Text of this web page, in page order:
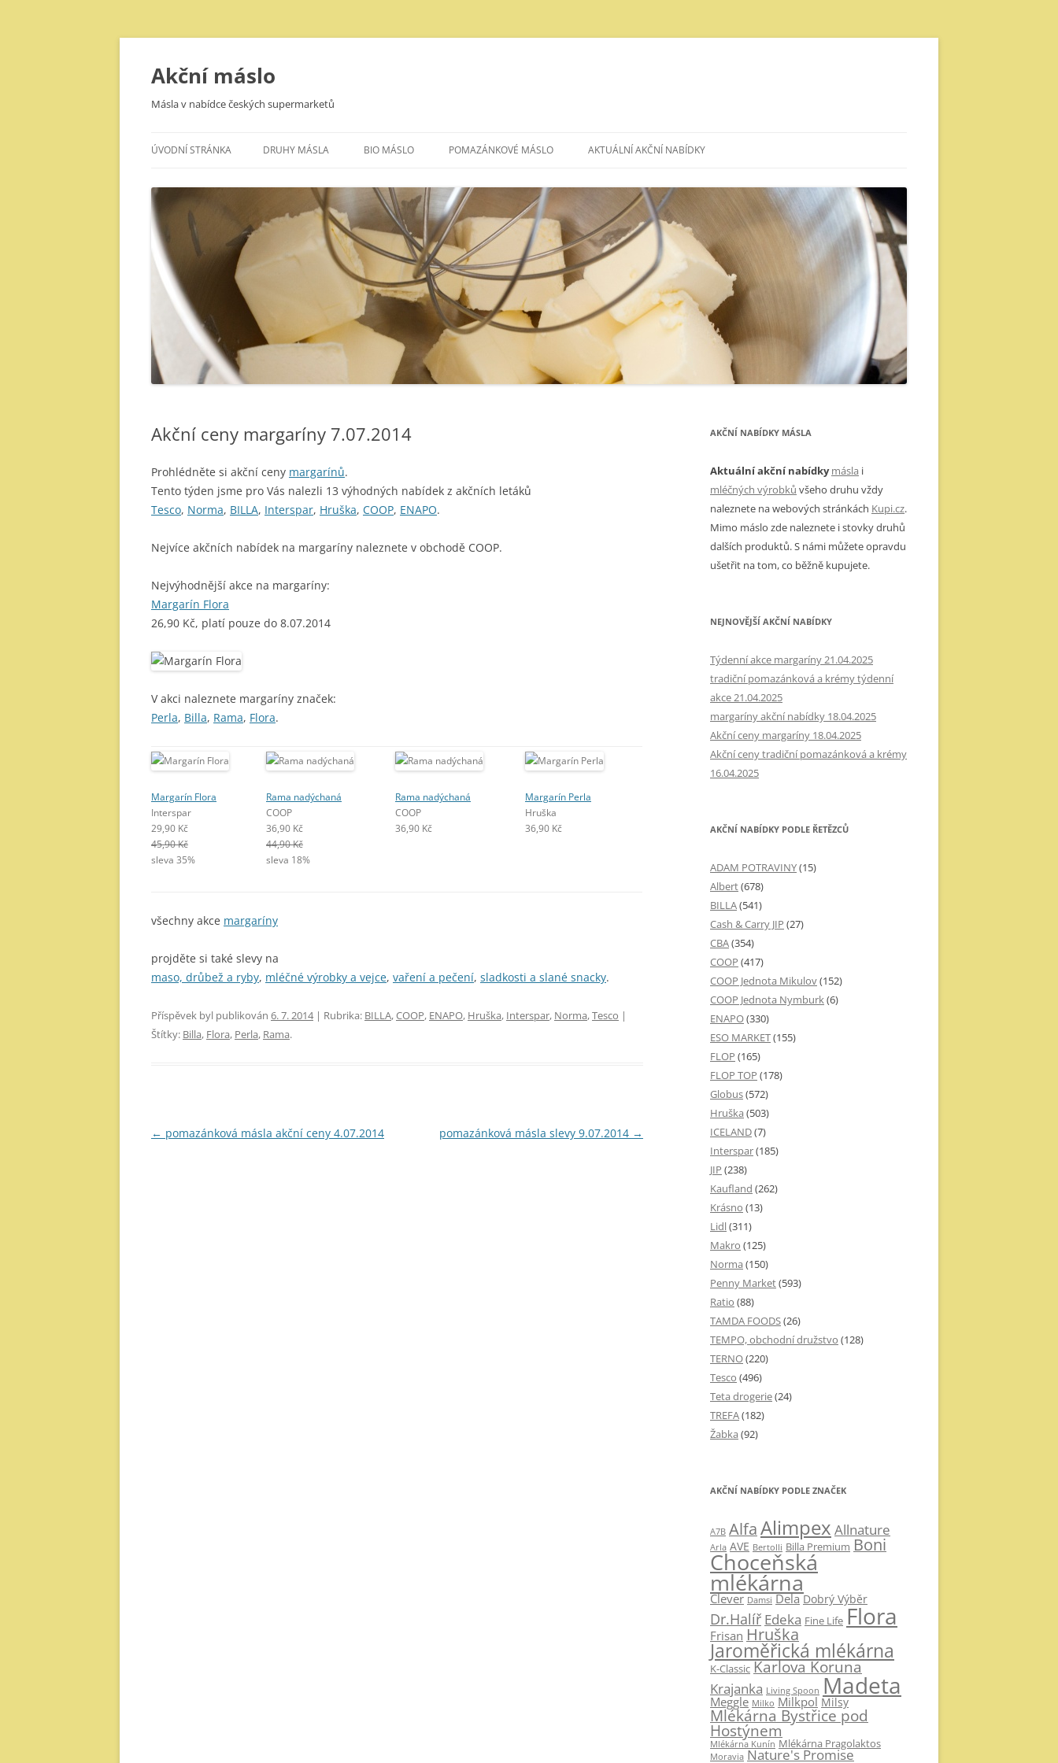
Přejít
obsahu
webu
Akční máslo
Másla v nabídce českých supermarketů
ÚVODNÍ STRÁNKA DRUHY MÁSLA BIO MÁSLO POMAZÁNKOVÉ MÁSLO AKTUÁLNÍ AKČNÍ NABÍDKY
Akční ceny margaríny 7.07.2014
Prohlédněte si akční ceny margarínů.
Tento týden jsme pro Vás nalezli 13 výhodných nabídek z akčních letáků
Tesco, Norma, BILLA, Interspar, Hruška, COOP, ENAPO.
Nejvíce akčních nabídek na margaríny naleznete v obchodě COOP.
Nejvýhodnější akce na margaríny:
Margarín Flora
26,90 Kč, platí pouze do 8.07.2014
V akci naleznete margaríny značek:
Perla, Billa, Rama, Flora.
Margarín Flora
Interspar
29,90 Kč
45,90 Kč
sleva 35%
Rama nadýchaná
COOP
36,90 Kč
44,90 Kč
sleva 18%
Rama nadýchaná
COOP
36,90 Kč
Margarín Perla
Hruška
36,90 Kč
všechny akce margaríny
projděte si také slevy na
maso, drůbež a ryby, mléčné výrobky a vejce, vaření a pečení, sladkosti a slané snacky.
Příspěvek byl publikován 6. 7. 2014| Rubrika: BILLA,COOP, ENAPO, Hruška, Interspar, Norma,Tesco |
Štítky: Billa, Flora, Perla, Rama.
Navigace
← pomazánková másla akční ceny 4.07.2014 pomazánková másla slevy 9.07.2014 →
AKČNÍ NABÍDKY MÁSLA
Aktuální akční nabídky másla i
mléčných výrobků všeho druhu vždy
naleznete na webových stránkách Kupi.cz.
Mimo máslo zde naleznete i stovky druhů
dalších produktů. S námi můžete opravdu
ušetřit na tom, co běžně kupujete.
NEJNOVĚJŠÍ AKČNÍ NABÍDKY
Týdenní akce margaríny 21.04.2025
tradiční pomazánková a krémy týdenní
akce 21.04.2025
margaríny akční nabídky 18.04.2025
Akční ceny margaríny 18.04.2025
Akční ceny tradiční pomazánková a krémy
16.04.2025
AKČNÍ NABÍDKY PODLE ŘETĚZCŮ
ADAM POTRAVINY(15)
Albert(678)
BILLA(541)
Cash & Carry JIP (27)
CBA(354)
COOP (417)
COOP Jednota Mikulov(152)
COOP Jednota Nymburk(6)
ENAPO(330)
ESO MARKET(155)
FLOP (165)
FLOP TOP (178)
Globus(572)
Hruška (503)
ICELAND(7)
Interspar(185)
JIP (238)
Kaufland (262)
Krásno (13)
Lidl(311)
Makro (125)
Norma (150)
Penny Market(593)
Ratio (88)
TAMDA FOODS(26)
TEMPO, obchodní družstvo (128)
TERNO(220)
Tesco (496)
Teta drogerie(24)
TREFA(182)
Žabka (92)
AKČNÍ NABÍDKY PODLE ZNAČEK
A7B AlfaAlimpex Allnature
Arla AVE Bertolli Billa Premium Boni
Choceňská
mlékárna
Clever Damsi Dela Dobrý Výběr
Dr.Halíř Edeka Fine Life Flora
Frisan Hruška
Jaroměřická mlékárna
K-Classic Karlova Koruna
Krajanka Living Spoon Madeta
Meggle Milko Milkpol Milsy
Mlékárna Bystřice pod
Hostýnem
Mlékárna Kunín Mlékárna Pragolaktos
Moravia Nature's Promise